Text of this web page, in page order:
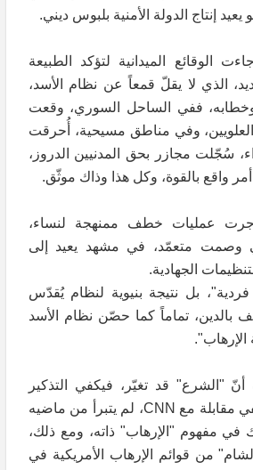
إنتاج الدولة الأمنية بلبوس ديني.
الوقائع الميدانية لتؤكد الطبيعة
الذي لا يقلّ قمعاً عن نظام الأسد،
وخطابه، ففي الساحل السوري، وقعت
العلويين، وفي مناطق مسيحية، أُحرقت
سُجّلت مجازر بحق المدنيين الدروز،
واقع بالقوة، وكل هذا وذاك موثّق.
عمليات خطف ممنهجة لنساء،
وصمت متعمّد، في مشهد يعيد إلى
الجهادية.
بل نتيجة بنيوية لنظام يُقدّس
بالدين، تماماً كما حصّن نظام الأسد
"الشرع" قد تغيّر، فيكفي التذكير
بتصريحاته العلنية، ففي مقابلة مع CNN، لم يتبرأ من ماضيه
في مفهوم "الإرهاب" ذاته، ومع ذلك،
من قوائم الإرهاب الأمريكية في